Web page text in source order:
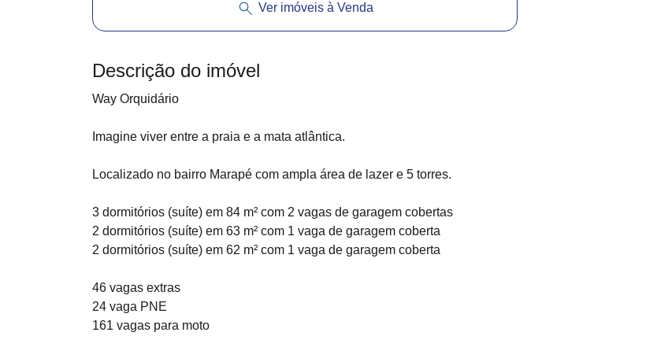
Ver imóveis à Venda
Descrição do imóvel
Way Orquidário
Imagine viver entre a praia e a mata atlântica.
Localizado no bairro Marapé com ampla área de lazer e 5 torres.
3 dormitórios (suíte) em 84 m² com 2 vagas de garagem cobertas
2 dormitórios (suíte) em 63 m² com 1 vaga de garagem coberta
2 dormitórios (suíte) em 62 m² com 1 vaga de garagem coberta
46 vagas extras
24 vaga PNE
161 vagas para moto